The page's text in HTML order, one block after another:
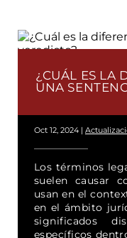
¿CUÁL ES LA
UNA
Oct 12, 2024 |
Los términos
suelen causar
usan en el
en el ámbito
significados
específicos